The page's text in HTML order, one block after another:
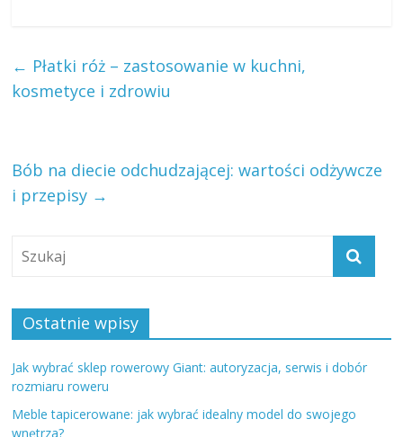
← Płatki róż – zastosowanie w kuchni,
kosmetyce i zdrowiu
Bób na diecie odchudzającej: wartości odżywcze
i przepisy →
Ostatnie wpisy
Jak wybrać sklep rowerowy Giant: autoryzacja, serwis i dobór
rozmiaru roweru
Meble tapicerowane: jak wybrać idealny model do swojego
wnętrza?